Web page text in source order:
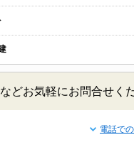
どお気軽にお問合せくだ
電話で